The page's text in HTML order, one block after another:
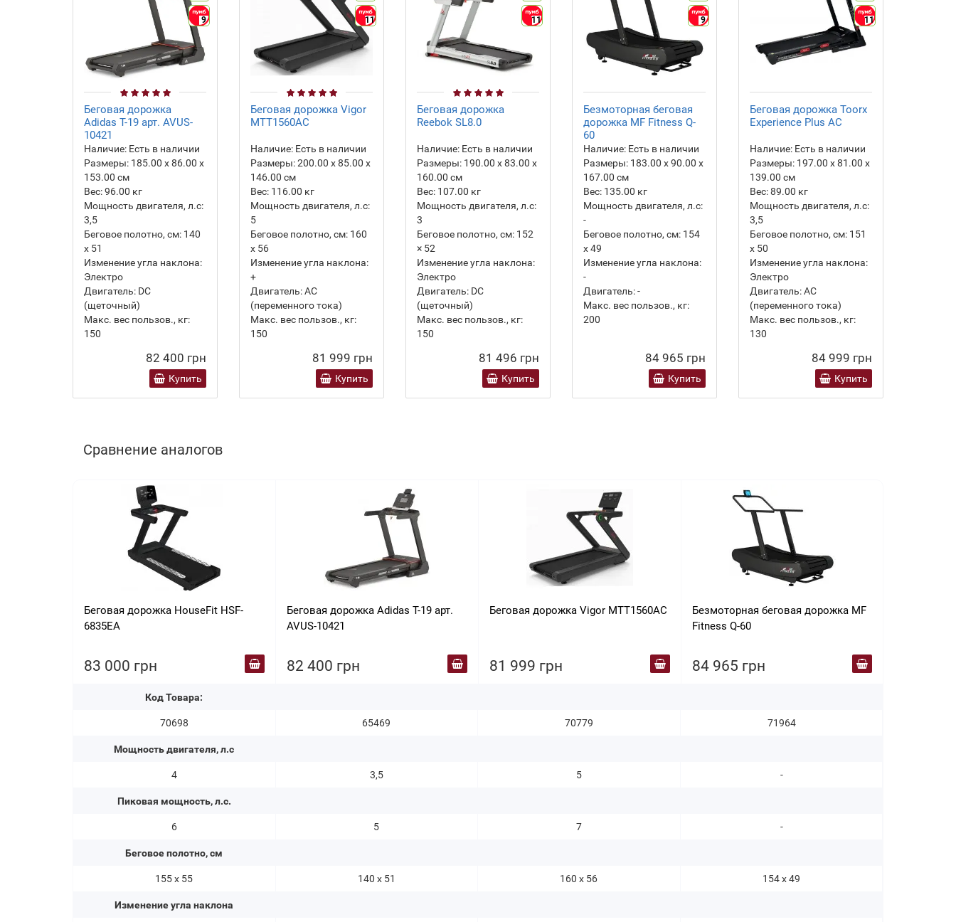
9
Беговая дорожка
Adidas T-19 арт. AVUS-
10421
Наличие: Есть в наличии
Размеры: 185.00 х 86.00 х
153.00 см
Вес:96.00 кг
Мощность двигателя, л.с:
3,5
Беговое полотно, см: 140
х 51
Изменение угла наклона:
Электро
Двигатель: DC
(щеточный)
Макс. вес пользов., кг:
150
82 400 грн
Купить
11
Беговая дорожка Vigor
MTT1560AC
Наличие: Есть в наличии
Размеры:200.00 х 85.00 х
146.00 см
Вес: 116.00 кг
Мощность двигателя, л.с:
5
Беговое полотно, см: 160
х 56
Изменение угла наклона:
+
Двигатель:AC
(переменного тока)
Макс. вес пользов., кг:
150
81 999 грн
Купить
11
Беговая дорожка
Reebok SL8.0
Наличие: Есть в наличии
Размеры: 190.00 х 83.00 х
160.00 см
Вес: 107.00 кг
Мощность двигателя, л.с:
3
Беговое полотно, см: 152
× 52
Изменение угла наклона:
Электро
Двигатель: DC
(щеточный)
Макс. вес пользов., кг:
150
81 496 грн
Купить
9
Безмоторная беговая
дорожка MF Fitness Q-
60
Наличие: Есть в наличии
Размеры: 183.00 х 90.00 х
167.00 см
Вес: 135.00 кг
Мощность двигателя, л.с:
-
Беговое полотно, см: 154
х 49
Изменение угла наклона:
-
Двигатель:-
Макс. вес пользов., кг:
200
84 965 грн
Купить
11
Беговая дорожка Toorx
Experience Plus AC
Наличие: Есть в наличии
Размеры: 197.00 х 81.00 х
139.00 см
Вес:89.00 кг
Мощность двигателя, л.с:
3,5
Беговое полотно, см: 151
х 50
Изменение угла наклона:
Электро
Двигатель:AC
(переменного тока)
Макс. вес пользов., кг:
130
84 999 грн
Купить
Сравнение аналогов
Беговая дорожка HouseFit HSF-
6835EA
83 000 грн
Код Товара:
70698
Мощность двигателя, л.с
4
Пиковая мощность, л.с.
6
Беговое полотно, см
155 х 55
Изменение угла наклона
Беговая дорожка Adidas T-19 арт.
AVUS-10421
82 400 грн
65469
3,5
5
140 х 51
Беговая дорожка Vigor MTT1560AC
81 999 грн
70779
5
7
160 х 56
Безмоторная беговая дорожка MF
Fitness Q-60
84 965 грн
71964
-
-
154 х 49